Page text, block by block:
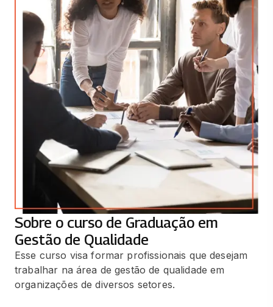
Sobre o curso de Graduação em
Gestão de Qualidade
Esse curso visa formar profissionais que desejam
trabalhar na área de gestão de qualidade em
organizações de diversos setores.